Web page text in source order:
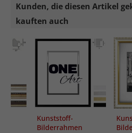
Kunden, die diesen Artikel
kauften auch
Kunststoff-
Bilderrahmen